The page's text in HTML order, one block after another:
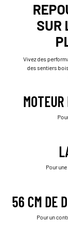
SUR
Vivez des
des sentiers
Pour
56 CM DE
Pour un